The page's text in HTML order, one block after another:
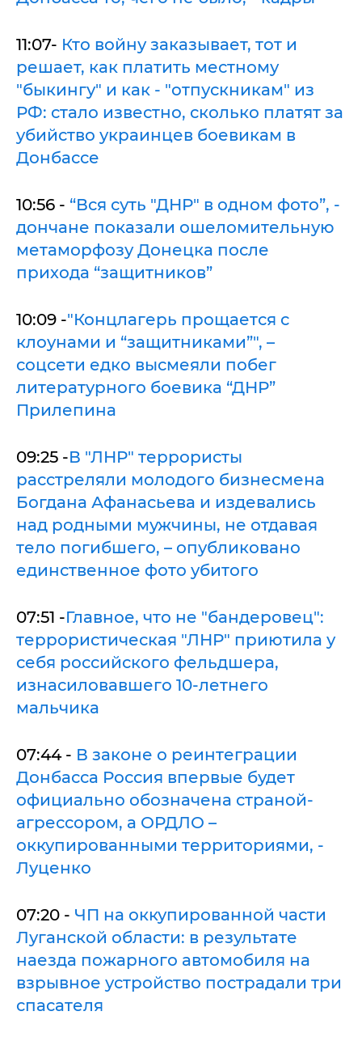
11:07- Кто войну заказывает, тот и
решает, как платить местному
"быкингу" и как - "отпускникам" из
РФ: стало известно, сколько платят за
убийство украинцев боевикам в
Донбассе
10:56 - “Вся суть "ДНР" в одном фото”, -
дончане показали ошеломительную
метаморфозу Донецка после
прихода “защитников”
10:09 -"Концлагерь прощается с
клоунами и “защитниками”", –
соцсети едко высмеяли побег
литературного боевика “ДНР”
Прилепина
09:25 -В "ЛНР" террористы
расстреляли молодого бизнесмена
Богдана Афанасьева и издевались
над родными мужчины, не отдавая
тело погибшего, – опубликовано
единственное фото убитого
07:51 -Главное, что не "бандеровец":
террористическая "ЛНР" приютила у
себя российского фельдшера,
изнасиловавшего 10-летнего
мальчика
07:44 - В законе о реинтеграции
Донбасса Россия впервые будет
официально обозначена страной-
агрессором, а ОРДЛО –
оккупированными территориями, -
Луценко
07:20 - ЧП на оккупированной части
Луганской области: в результате
наезда пожарного автомобиля на
взрывное устройство пострадали три
спасателя